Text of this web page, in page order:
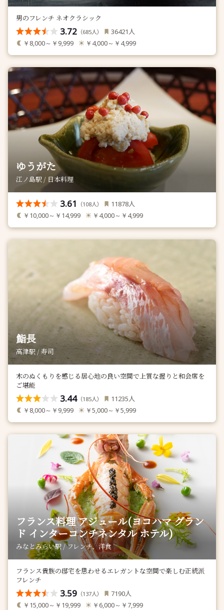
男のフレンチ ネオクラシック
3.72 （685人） 36421 人
￥8,000～￥9,999 ￥4,000～￥4,999
ゆうがた
江ノ島駅 / 日本料理
3.61 （108人） 11878人
￥10,000～￥14,999 ￥4,000～￥4,999
鮨長
高津駅 / 寿司
木のぬくもりを感じる居心地の良い空間で上質な握りと和会席を
ご堪能
3.44（185人） 11235人
￥8,000～￥9,999 ￥5,000～￥5,999
フランス料理 アジュール(ヨコハマ グラン
ド インターコンチネンタル ホテル)
みなとみらい駅 / フレンチ、洋食
フランス貴族の邸宅を思わせるエレガントな空間で楽しむ正統派
フレンチ
3.59 （137人） 7190人
￥15,000～￥19,999 ￥6,000～￥7,999